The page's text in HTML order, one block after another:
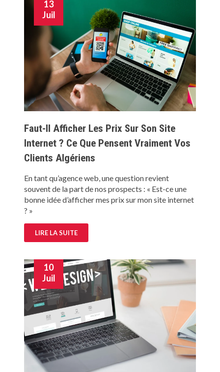
13
Juil
Faut-Il Afficher Les Prix Sur Son Site
Internet ? Ce Que Pensent Vraiment Vos
Clients Algériens
En tant qu’agence web, une question revient
souvent de la part de nos prospects : « Est-ce une
bonne idée d’afficher mes prix sur mon site internet
? »
LIRE LA SUITE
10
Juil